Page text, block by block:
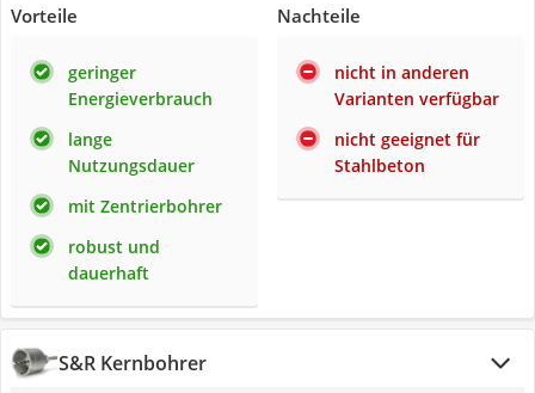
Vorteile
geringer
Energieverbrauch
lange
Nutzungsdauer
mit Zentrierbohrer
robust und
dauerhaft
Nachteile
nicht in anderen
Varianten verfügbar
nicht geeignet für
Stahlbeton
S&R Kernbohrer